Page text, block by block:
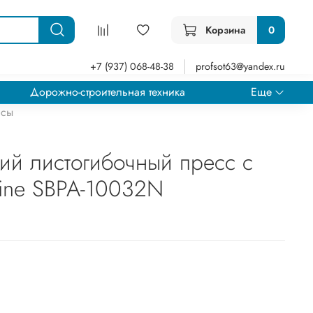
Корзина 0
+7 (937) 068-48-38 profsot63@yandex.ru
Дорожно-строительная техника
Еще
листогибочный пресс с
SBPA-10032N